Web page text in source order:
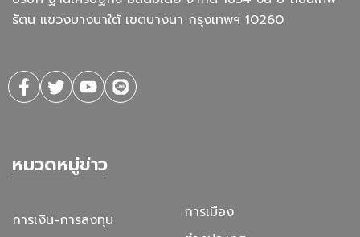
รัตน แขวงบางนาใต้ เขตบางนา กรุงเทพฯ 10260
หมวดหมู่ข่าว
การเงิน-การลงทุน
การเมือง